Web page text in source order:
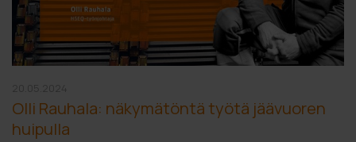
Olli Rauhala: näkymätöntä työtä jäävuoren
huipulla